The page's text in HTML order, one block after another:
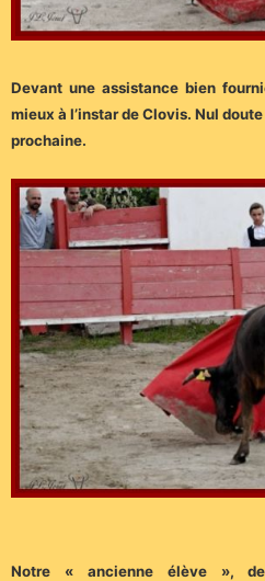
Devant une assistance bien
mieux à l’instar de Clovis. Nul
prochaine.
Notre « ancienne élève »,